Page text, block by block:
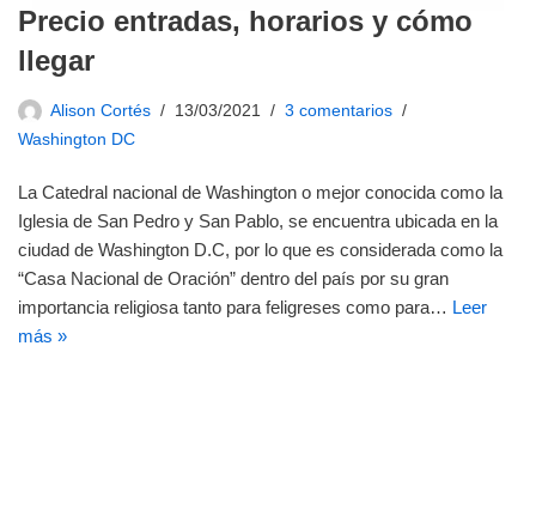
Precio entradas, horarios y cómo
llegar
Alison Cortés 13/03/2021
3 comentarios
Washington DC
La Catedral nacional de Washington o mejor conocida como la
Iglesia de San Pedro y San Pablo, se encuentra ubicada en la
ciudad de Washington D.C, por lo que es considerada como la
“Casa Nacional de Oración” dentro del país por su gran
importancia religiosa tanto para feligreses como para… Leer
más »